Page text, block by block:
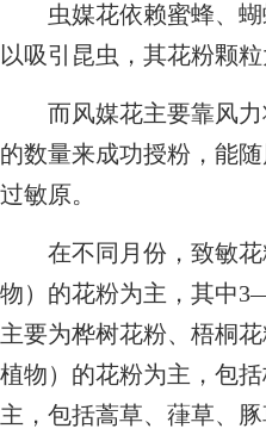
虫媒花依赖蜜蜂、蝴
以吸引昆虫，其花粉颗
而风媒花主要靠风力
的数量来成功授粉，能
过敏原。
在不同月份，致敏花
物）的花粉为主，其中
主要为桦树花粉、梧桐
植物）的花粉为主，包
主，包括蒿草、葎草、